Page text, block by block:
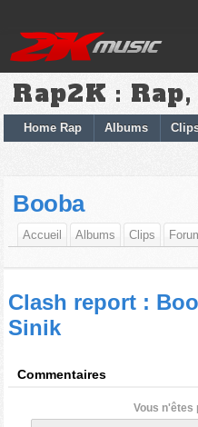
Rap2K :
Home Rap Albums
Booba
Accueil Albums Clips
Clash report :
Sinik
Commentaires
Vous n'êtes